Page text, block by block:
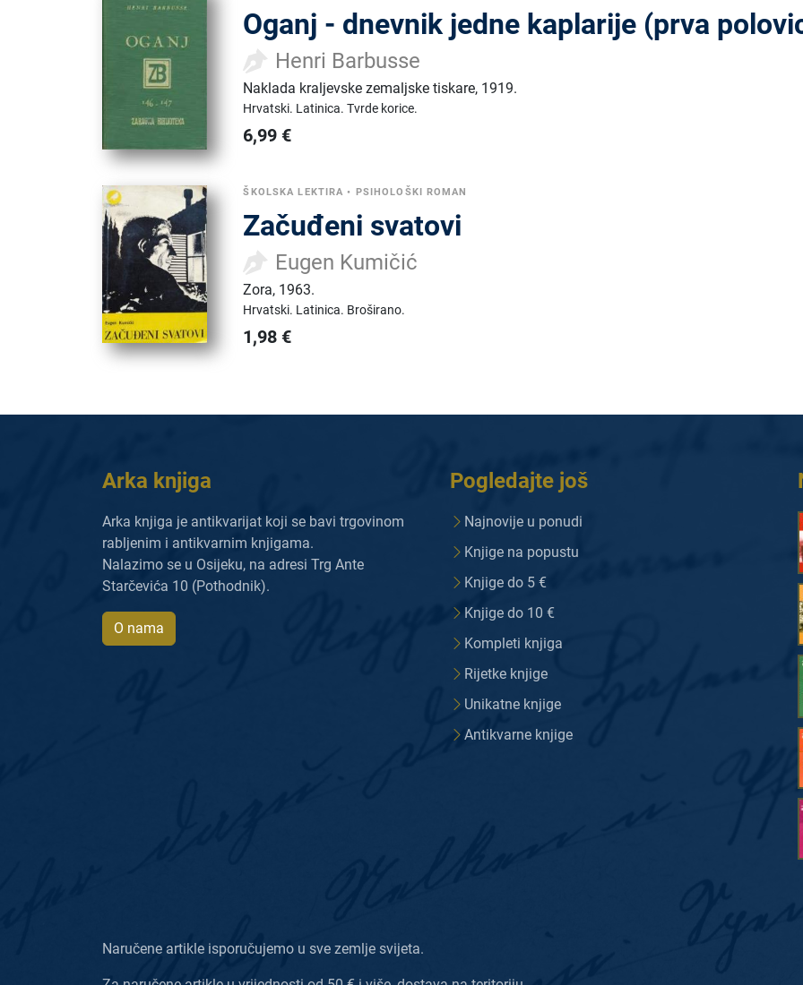
Oganj - dnevnik jedne kaplarije (prva
Henri Barbusse
Naklada kraljevske zemaljske tiskare, 1919.
Hrvatski. Latinica.Tvrde korice.
6,99 €
ŠKOLSKA LEKTIRA • PSIHOLOŠKI ROMAN
Začuđeni svatovi
Eugen Kumičić
Zora, 1963.
Hrvatski. Latinica. Broširano.
1,98 €
Arka knjiga
Arka knjiga je antikvarijat koji se bavi trgovinom
rabljenim i antikvarnim knjigama.
Nalazimo se u Osijeku, na adresi Trg Ante
Starčevića 10 (Pothodnik).
O nama
Pogledajte još
Najnovije u ponudi
Knjige na popustu
Knjige do 5 €
Knjige do 10 €
Kompleti knjiga
Rijetke knjige
Unikatne knjige
Antikvarne knjige
Naručene artikle isporučujemo u sve zemlje svijeta.